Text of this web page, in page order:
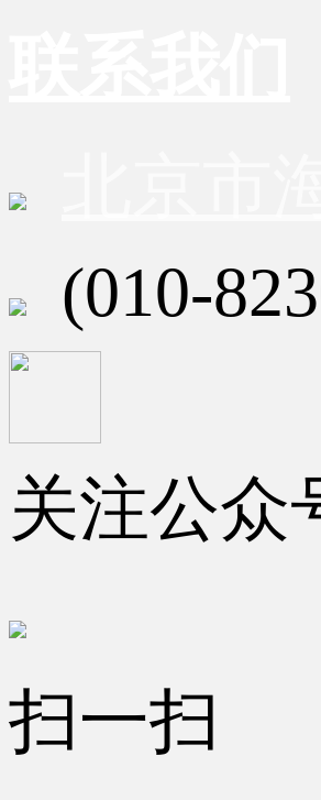
(010-
关注公众
扫一扫